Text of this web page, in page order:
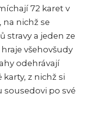
72 karet v
nichž se
stravy a jeden ze
všehovšudy
odehrávají
z nichž si
po své